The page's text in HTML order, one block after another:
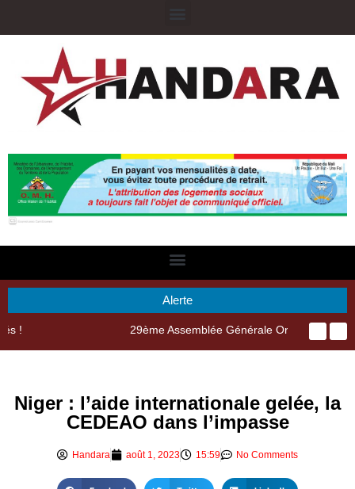
Alerte
29ème Assemblée Générale Ordinaire de l’Union Nyèsigiso : L’encours total des dépôts des membres passé de 18 milliards en 2024 à 21 milliards en 2025
Niger : l’aide internationale gelée, la
CEDEAO dans l’impasse
Handara août 1, 2023 15:59 No Comments